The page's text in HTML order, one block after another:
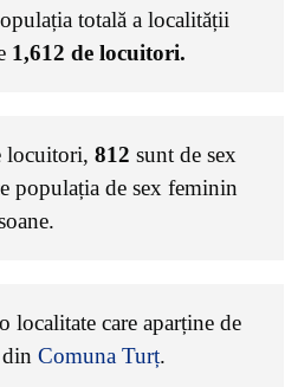
totală a localității
1,612 de locuitori.
locuitori, 812 sunt de sex
populația de sex feminin
localitate care aparține de
Comuna Turț.